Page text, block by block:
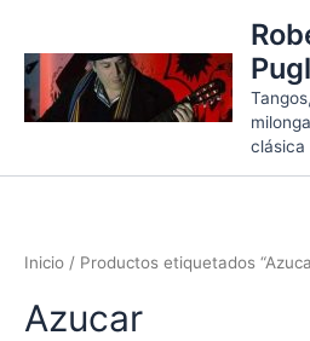
contenido
clásica
Inicio / Productos etiquetados
Azucar